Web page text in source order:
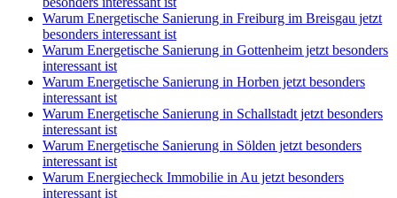
Warum Energetische Sanierung in Freiburg im Breisgau jetzt
besonders interessant ist
Warum Energetische Sanierung in Gottenheim jetzt besonders
interessant ist
Warum Energetische Sanierung in Horben jetzt besonders
interessant ist
Warum Energetische Sanierung in Schallstadt jetzt besonders
interessant ist
Warum Energetische Sanierung in Sölden jetzt besonders
interessant ist
Warum Energiecheck Immobilie in Au jetzt besonders
interessant ist